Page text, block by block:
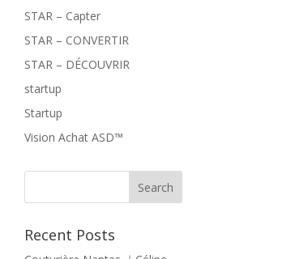
STAR – Capter
STAR – CONVERTIR
STAR – DÉCOUVRIR
startup
Startup
Vision Achat ASD™
Recent Posts